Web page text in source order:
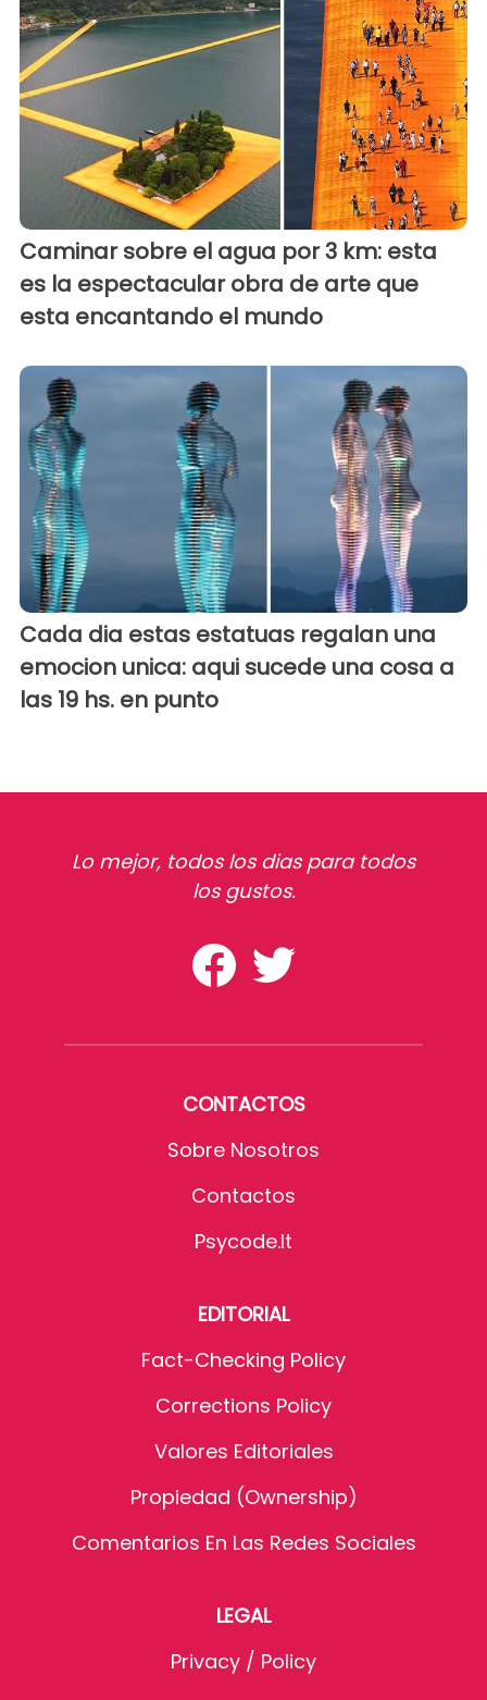
Caminar sobre el agua por 3 km: esta
es la espectacular obra de arte que
esta encantando el mundo
Cada dia estas estatuas regalan una
emocion unica: aqui sucede una cosa a
las 19 hs. en punto
Lo mejor, todos los dias para todos
los gustos.
CONTACTOS
Sobre Nosotros
Contactos
Psycode.it
EDITORIAL
Fact-Checking Policy
Corrections Policy
Valores Editoriales
Propiedad (Ownership)
Comentarios En Las Redes Sociales
LEGAL
Privacy / Policy